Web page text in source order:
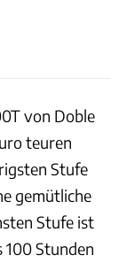
von Doble
teuren
Stufe
gemütliche
Stufe ist
100 Stunden